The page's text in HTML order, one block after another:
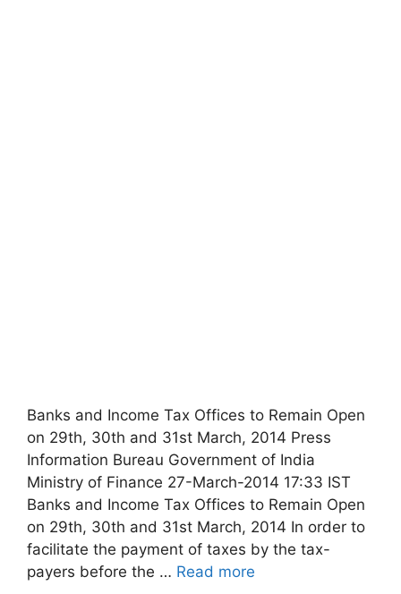
Banks and Income Tax Offices to Remain Open
on 29th, 30th and 31st March, 2014 Press
Information Bureau Government of India
Ministry of Finance 27-March-2014 17:33 IST
Banks and Income Tax Offices to Remain Open
on 29th, 30th and 31st March, 2014 In order to
facilitate the payment of taxes by the tax-
payers before the … Read more